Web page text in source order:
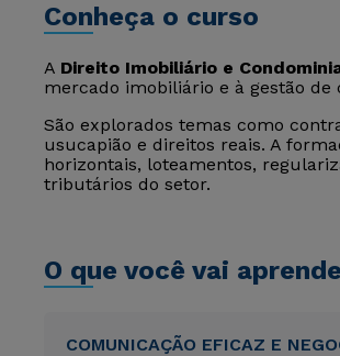
Conheça o curso
A Direito Imobiliário e
mercado imobiliário e à gestão de
São explorados temas como
usucapião e direitos reais. A
horizontais, loteamentos,
tributários do setor.
O que você vai
COMUNICAÇÃO EFICAZ E